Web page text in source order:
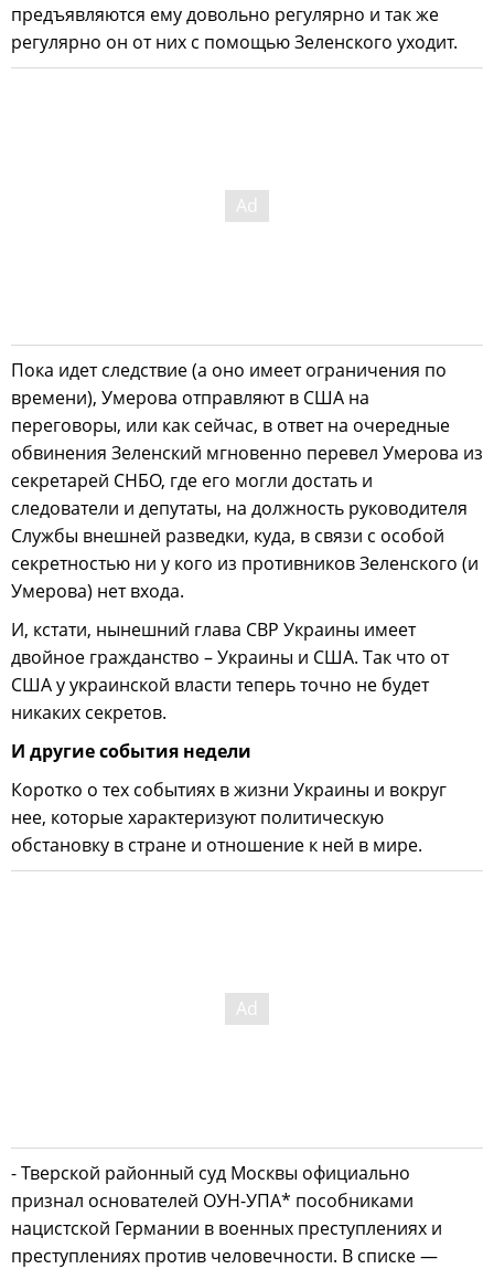
предъявляются ему довольно регулярно и так же
регулярно он от них с помощью Зеленского уходит.
Пока идет следствие (а оно имеет ограничения по
времени), Умерова отправляют в США на
переговоры, или как сейчас, в ответ на очередные
обвинения Зеленский мгновенно перевел Умерова из
секретарей СНБО, где его могли достать и
следователи и депутаты, на должность руководителя
Службы внешней разведки, куда, в связи с особой
секретностью ни у кого из противников Зеленского (и
Умерова) нет входа.
И, кстати, нынешний глава СВР Украины имеет
двойное гражданство – Украины и США. Так что от
США у украинской власти теперь точно не будет
никаких секретов.
И другие события недели
Коротко о тех событиях в жизни Украины и вокруг
нее, которые характеризуют политическую
обстановку в стране и отношение к ней в мире.
- Тверской районный суд Москвы официально
признал основателей ОУН-УПА* пособниками
нацистской Германии в военных преступлениях и
преступлениях против человечности. В списке —